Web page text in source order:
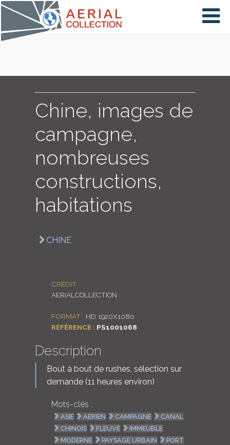
×
PAYS
COLLECTIONS
Chine, images de
campagne,
nombreuses
constructions,
habitations
CHINE
CRÉDIT :
AERIALCOLLECTION
FORMAT : HD 1920X1080
RÉFÉRENCE : PS1001068
Description
Bout à bout de rushes, sélection sur
demande (11 heures environ)
Mots-clés :
ASIE AÉRIEN CAMPAGNE
CANAL
CHINOIS
FLEUVE
IMMEUBLE
MODERNE
PAYSAGE URBAIN
PORT